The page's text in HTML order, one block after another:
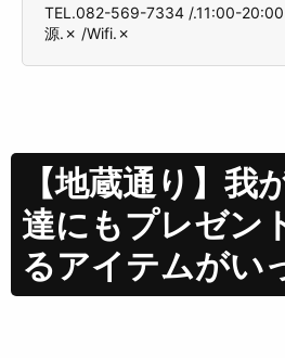
TEL.082-569-7334 /.11:00-20:00
源.✗ /Wifi.✗
【地蔵通り】我
達にもプレゼン
るアイテムがい